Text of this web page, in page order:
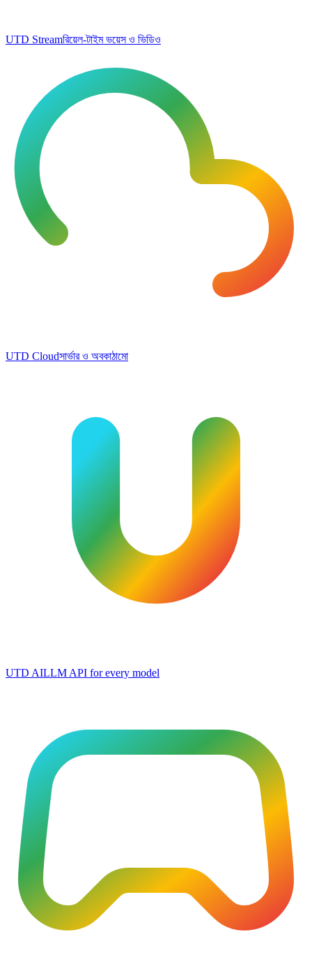
UTD Streamরিয়েল-টাইম ভয়েস ও ভিডিও
UTD Cloudসার্ভার ও অবকাঠামো
UTD AILLM API for every model